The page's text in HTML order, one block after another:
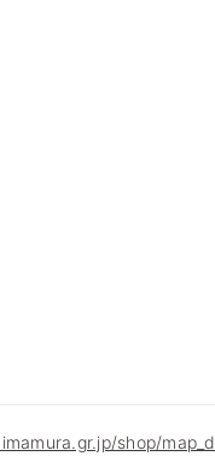
shop/